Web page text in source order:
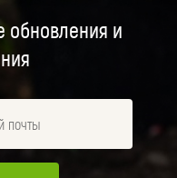
обновления и